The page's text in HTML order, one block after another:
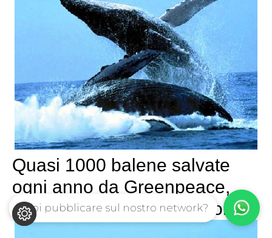
Quasi 1000 balene salvate
ogni anno da Greenpeace,
ma il Giappone non demorde
Vuoi pubblicare sul nostro network?